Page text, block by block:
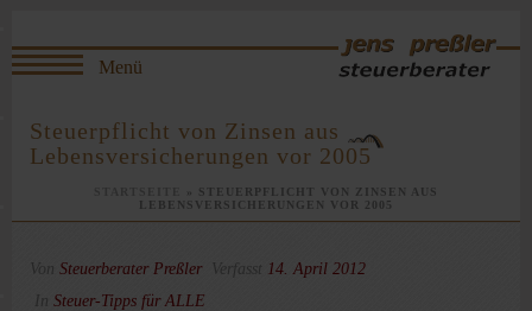
Steuerpflicht von Zinsen aus
Lebensversicherungen vor 2005
» STEUERPFLICHT VON ZINSEN AUS
LEBENSVERSICHERUNGEN VOR 2005
Von Steuerberater Preßler Verfasst 14. April 2012
In Steuer-Tipps für ALLE